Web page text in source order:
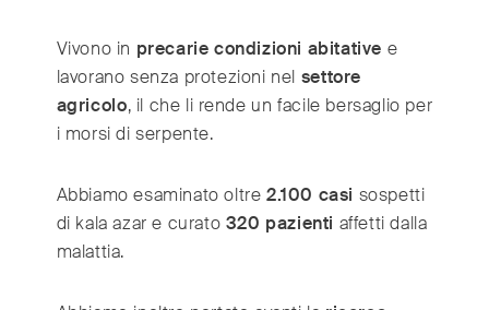
Vivono in precarie condizioni abitative e
lavorano senza protezioni nel settore
agricolo, il che li rende un facile bersaglio per
i morsi di serpente.
Abbiamo esaminato oltre2.100 casi sospetti
di kala azar e curato 320 pazienti affetti dalla
malattia.